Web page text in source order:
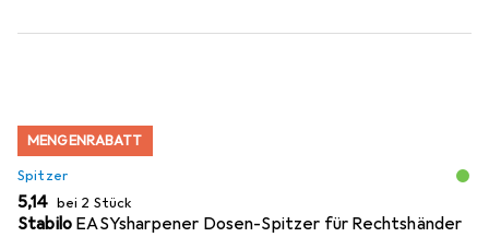
MENGENRABATT
Spitzer
EUR
5,14 bei 2 Stück
Stabilo EASYsharpener Dosen-Spitzer für Rechtshänder